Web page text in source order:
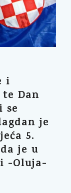
i
Dan
je
5.
je u
-Oluja-